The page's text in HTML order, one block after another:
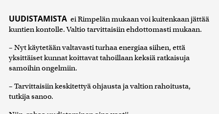
UUDISTAMISTA ei Rimpelän mukaan voi kuitenkaan jättää
kuntien kontolle. Valtio tarvittaisiin ehdottomasti mukaan.
– Nyt käytetään valtavasti turhaa energiaa siihen, että
yksittäiset kunnat koittavat tahoillaan keksiä ratkaisuja
samoihin ongelmiin.
– Tarvittaisiin keskitettyä ohjausta ja valtion rahoitusta,
tutkija sanoo.